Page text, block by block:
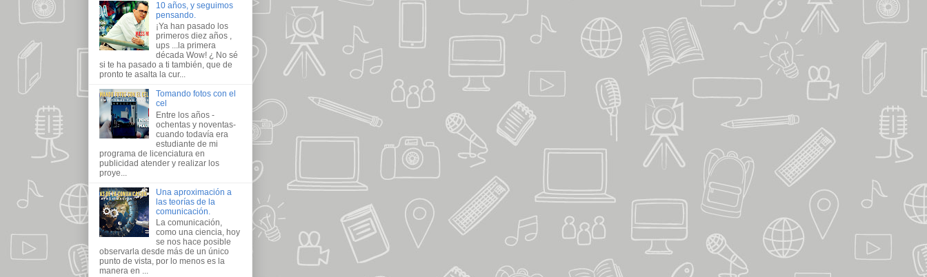
10 años, y seguimos
pensando.
¡Ya han pasado los
primeros diez años ,
ups ...la primera
década Wow! ¿ No sé
si te ha pasado a ti también, que de
pronto te asalta la cur...
Tomando fotos con el
cel
Entre los años -
ochentas y noventas-
cuando todavía era
estudiante de mi
programa de licenciatura en
publicidad atender y realizar los
proye...
Una aproximación a
las teorías de la
comunicación.
La comunicación,
como una ciencia, hoy
se nos hace posible
observarla desde más de un único
punto de vista, por lo menos es la
manera en ...